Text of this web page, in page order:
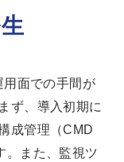
用面での手間が
ず、導入初期に
成管理（CMD
。また、監視ツ